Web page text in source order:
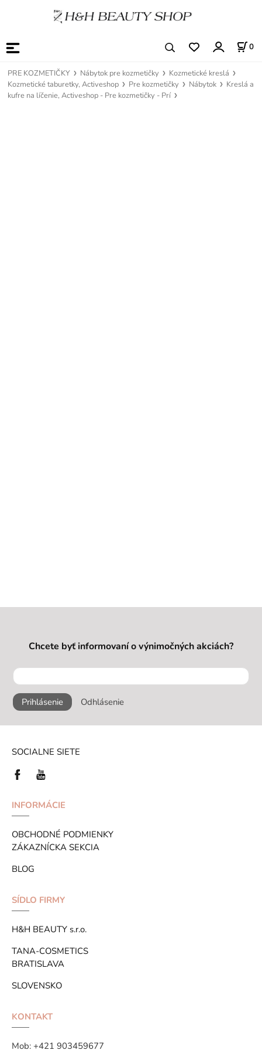
0
PRE KOZMETIČKY Nábytok pre kozmetičky
Kozmetické kreslá
Kozmetické taburetky, Activeshop
Pre kozmetičky Nábytok
Kreslá a
kufre na líčenie, Activeshop - Pre kozmetičky - Prí
Chcete byť informovaní o výnimočných akciách?
Prihlásenie Odhlásenie
SOCIALNE SIETE
INFORMÁCIE
OBCHODNÉ PODMIENKY
ZÁKAZNÍCKA SEKCIA
BLOG
SÍDLO FIRMY
H&H BEAUTY s.r.o.
TANA-COSMETICS
BRATISLAVA
SLOVENSKO
KONTAKT
Mob: +421 903459677